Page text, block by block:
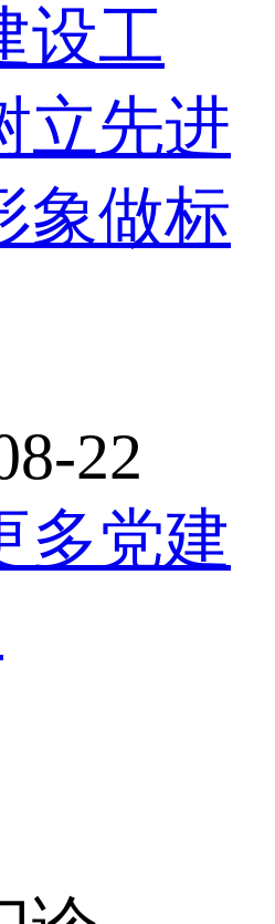
设工
立先进
象做标
22
多党建